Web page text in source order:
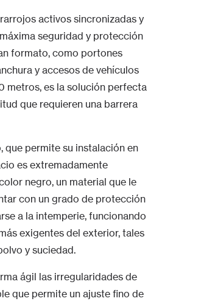
activos sincronizadas y
seguridad y protección
formato, como portones
y accesos de vehículos
metros, es la solución perfecta
que requieren una barrera
que permite su instalación en
es extremadamente
negro, un material que le
con un grado de protección
a la intemperie, funcionando
exigentes del exterior, tales
y suciedad.
ágil las irregularidades de
que permite un ajuste fino de